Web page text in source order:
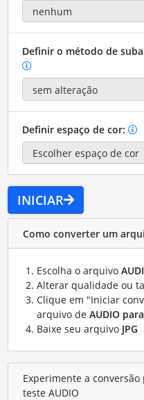
Definir o método de
Definir espaço de cor:
INICIAR
Como converter um
Escolha o arquivo
Alterar qualidade ou
Clique em "Iniciar
arquivo de AUDIO para
Baixe seu arquivo JPG
Experimente a conversão
teste AUDIO